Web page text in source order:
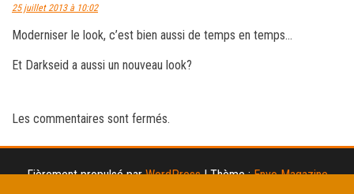
25 juillet 2013 à 10:02
Moderniser le look, c’est bien aussi de temps en temps…
Et Darkseid a aussi un nouveau look?
Les commentaires sont fermés.
Fièrement propulsé parWordPress |Thème :Envo Magazine